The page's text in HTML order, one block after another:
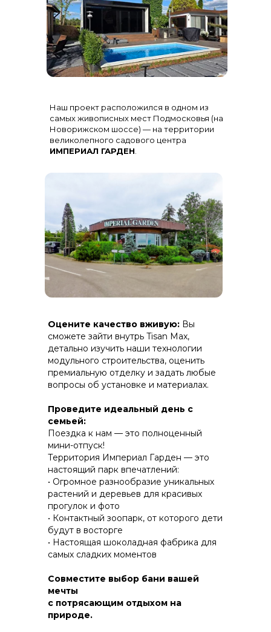
Оцените качество вживую: Вы
сможете зайти внутрь Tisan Max,
детально изучить наши технологии
модульного строительства, оценить
премиальную отделку и задать любые
вопросы об установке и материалах.
Проведите идеальный день с
семьей:
Поездка к нам — это полноценный
мини-отпуск!
Территория Империал Гарден — это
настоящий парк впечатлений:
• Огромное разнообразие уникальных
растений и деревьев для красивых
прогулок и фото
• Контактный зоопарк, от которого дети
будут в восторгe
• Настоящая шоколадная фабрика для
самых сладких моментов
Совместите выбор бани вашей
мечты
с потрясающим отдыхом на
природе.
Наш проект расположился в одном из
самых живописных мест Подмосковья (на
Новорижском шоссе) — на территории
великолепного садового центра
ИМПЕРИАЛ ГАРДЕН
(дерево-полимерный композит) на
скрытом крепеже.
алюминиевыми импостами
черного цвета для жесткости и
стиля
ПРАКТИЧНОСТЬ И ЗАЩИТА ОТ НЕПОГОДЫ
КОНСТРУКТИВ И
ЭНЕРГОЭФФЕКТИВНОСТЬ